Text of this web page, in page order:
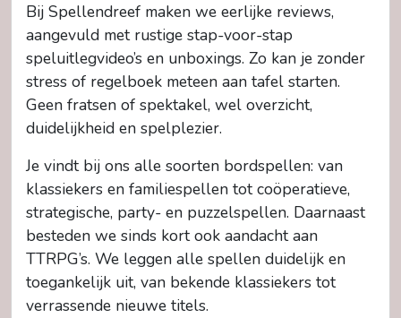
Bij Spellendreef maken we eerlijke reviews,
aangevuld met rustige stap-voor-stap
speluitlegvideo’s en unboxings. Zo kan je zonder
stress of regelboek meteen aan tafel starten.
Geen fratsen of spektakel, wel overzicht,
duidelijkheid en spelplezier.
Je vindt bij ons alle soorten bordspellen: van
klassiekers en familiespellen tot coöperatieve,
strategische, party- en puzzelspellen. Daarnaast
besteden we sinds kort ook aandacht aan
TTRPG’s. We leggen alle spellen duidelijk en
toegankelijk uit, van bekende klassiekers tot
verrassende nieuwe titels.